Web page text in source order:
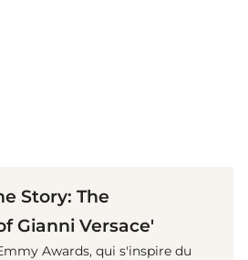
Story: The
Gianni Versace'
Awards, qui s'inspire du